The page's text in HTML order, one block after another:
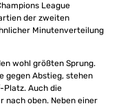
League
der zweiten
Minutenverteilung
wohl größten Sprung.
gegen Abstieg, stehen
Platz. Auch die
nach oben. Neben einer